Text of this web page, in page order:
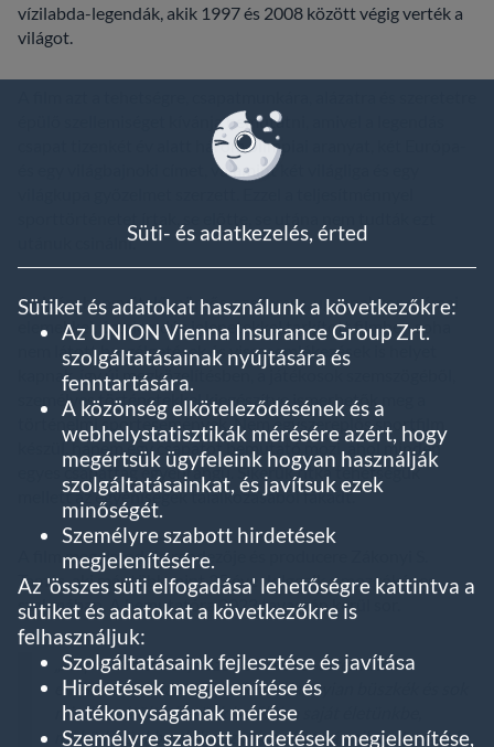
Süti- és adatkezelés, érted
Sütiket és adatokat használunk a következőkre:
Az UNION Vienna Insurance Group Zrt.
szolgáltatásainak nyújtására és
fenntartására.
A közönség elköteleződésének és a
webhelystatisztikák mérésére azért, hogy
megértsük ügyfeleink hogyan használják
szolgáltatásainkat, és javítsuk ezek
minőségét.
Személyre szabott hirdetések
megjelenítésére.
Az 'összes süti elfogadása' lehetőségre kattintva a
sütiket és adatokat a következőkre is
felhasználjuk:
Szolgáltatásaink fejlesztése és javítása
Hirdetések megjelenítése és
hatékonyságának mérése
Személyre szabott hirdetések megjelenítése,
vízilabda-legendák, akik 1997 és 2008 között végig verték a
világot.
épülő szellemiséget kívánja bemutatni, amivel a legendás
csapat tizenkét év alatt három olimpiai aranyat, két Európa-
és egy világbajnoki címet, valamint két világliga és egy
utánuk csinálni.
A vidám hangvételű, pörgős, szellemes, ugyanakkor drámai
elemekkel, érzelemdús jelenetekkel tarkított filmben soha
nem látott beszélgetések és visszaemlékezések is helyet
kapnak, így új megközelítésben, a játékosok szemszögéből,
személyes történetekkel kiegészítve ismerhetők meg a
történelmi sportesemények. Nem egyszereplős sportfilm
készül, hanem egy csapatot bemutató mozi, ahol minden
egyes csapattag egyenrangú. Sikerük titka tehetségük
mellett az egyéniségek találkozásából fakadt.
A film megálmodója rendezője és producere Zákonyi S.
Tamás, aki már több mint 35 éve dolgozik a mozgóképes
szakmában. A bemutatóra 2023 tavaszán kerül sor.
„A sport összeköt, közös értékeket teremt. Ezen
értékekre méltán vagyunk mindannyian büszkék és sok
mindent átültethetünk belőlük a saját életünkbe,
működésünkbe, dolgozzunk az élet bármilyen területén.